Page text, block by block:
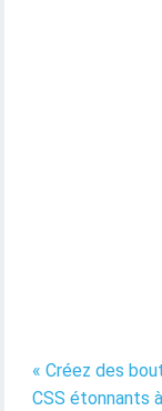
« Créez des
CSS étonnants